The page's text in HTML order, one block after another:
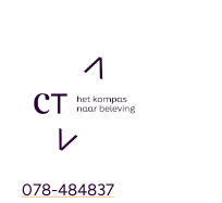
078-484837